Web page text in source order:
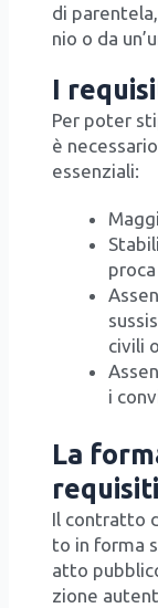
di
nio o da
I
Per poter
è
essen­zia­li:
civi­li
i
La
Il con­trat­to
to in for­ma
atto
zio­ne